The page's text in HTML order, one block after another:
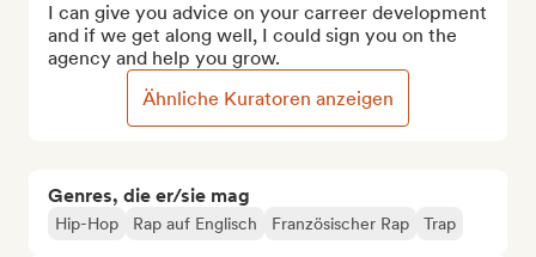
Genres, die er/sie mag
Hip-Hop Rap auf Englisch Französischer Rap Trap
I can give you advice on your carreer development
and if we get along well, I could sign you on the
agency and help you grow.
Ähnliche Kuratoren anzeigen